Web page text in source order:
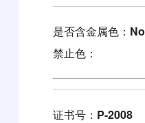
是否含金属色： No
禁止色：
证书号： P-2008